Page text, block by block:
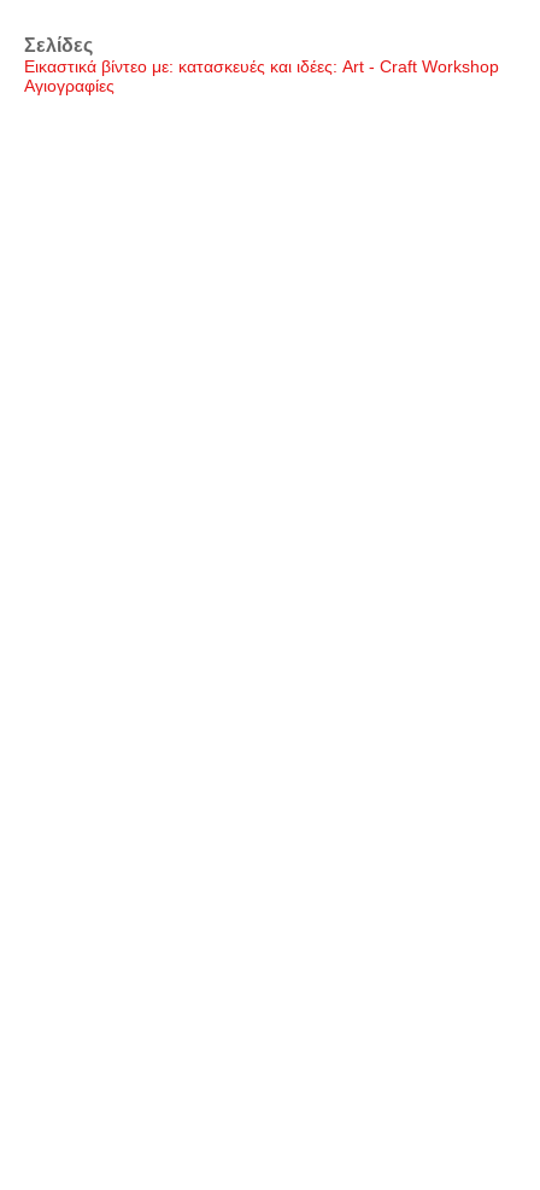
Σελίδες
Εικαστικά βίντεο με: κατασκευές και ιδέες: Art - Craft Workshop
Αγιογραφίες